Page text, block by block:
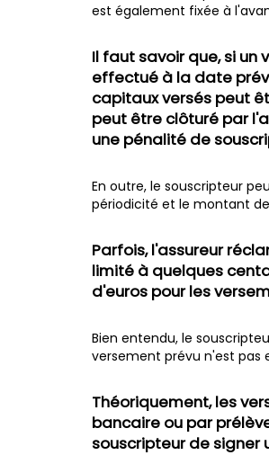
est également fixée à
Il faut savoir que, si un
effectué à la date
capitaux versés peut
peut être clôturé par
une pénalité de
En outre, le souscripteur
périodicité et le montant
Parfois, l'assureur
limité à quelques
d'euros pour les
Bien entendu, le
versement prévu n'est pas
Théoriquement, les
bancaire ou par
souscripteur de